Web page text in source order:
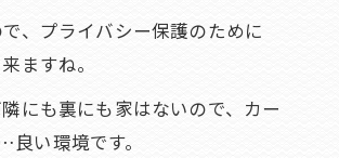
、プライバシー保護のために
ますね。
にも裏にも家はないので、カー
い環境です。